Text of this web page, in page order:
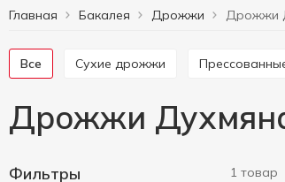
Главная Бакалея Дрожжи Дрожжи
Все Сухие дрожжи
Дрожжи
Фильтры 1 товар